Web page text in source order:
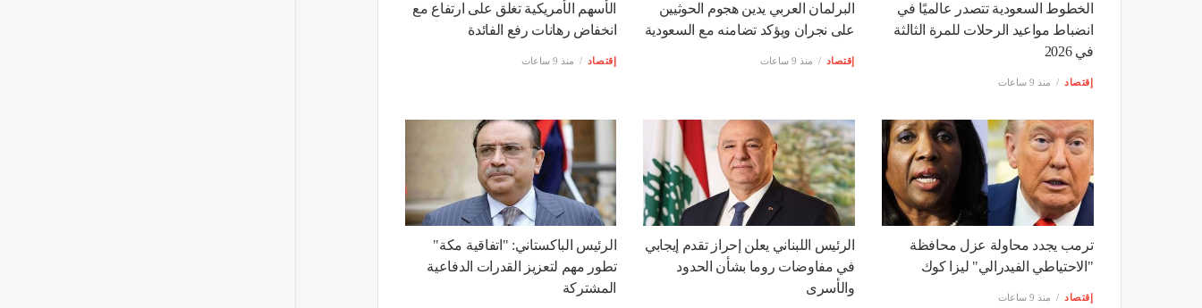
الخطوط السعودية تتصدر عالميًا في
انضباط مواعيد الرحلات للمرة الثالثة
في 2026
إقتصاد منذ 9 ساعات
البرلمان العربي يدين هجوم الحوثيين
على نجران ويؤكد تضامنه مع السعودية
إقتصاد منذ 9 ساعات
الأسهم الأمريكية تغلق على ارتفاع مع
انخفاض رهانات رفع الفائدة
إقتصاد منذ 9 ساعات
ترمب يجدد محاولة عزل محافظة
"الاحتياطي الفيدرالي" ليزا كوك
إقتصاد منذ 9 ساعات
الرئيس اللبناني يعلن إحراز تقدم إيجابي
في مفاوضات روما بشأن الحدود
والأسرى
الرئيس الباكستاني: "اتفاقية مكة"
تطور مهم لتعزيز القدرات الدفاعية
المشتركة